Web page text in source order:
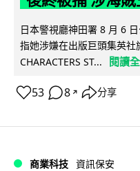
日本警視廳神田署 8 月 6
指她涉嫌在出版巨頭集英社
CHARACTERS ST...
閱讀
53 8 ↗ 分享
商業科技 資訊保安